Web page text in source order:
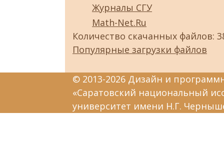
Журналы СГУ
Math-Net.Ru
Количество скачанных файлов:
Популярные загрузки файлов
© 2013-2026 Дизайн и
«Саратовский национальный
университет имени Н.Г.